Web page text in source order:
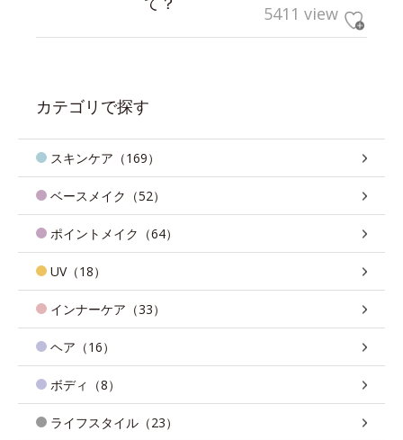
5411 view
カテゴリで探す
スキンケア（169）
ベースメイク（52）
ポイントメイク（64）
UV（18）
インナーケア（33）
ヘア（16）
ボディ（8）
ライフスタイル（23）